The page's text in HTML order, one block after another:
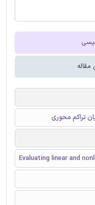
تراکم محوری
Evaluating linear and